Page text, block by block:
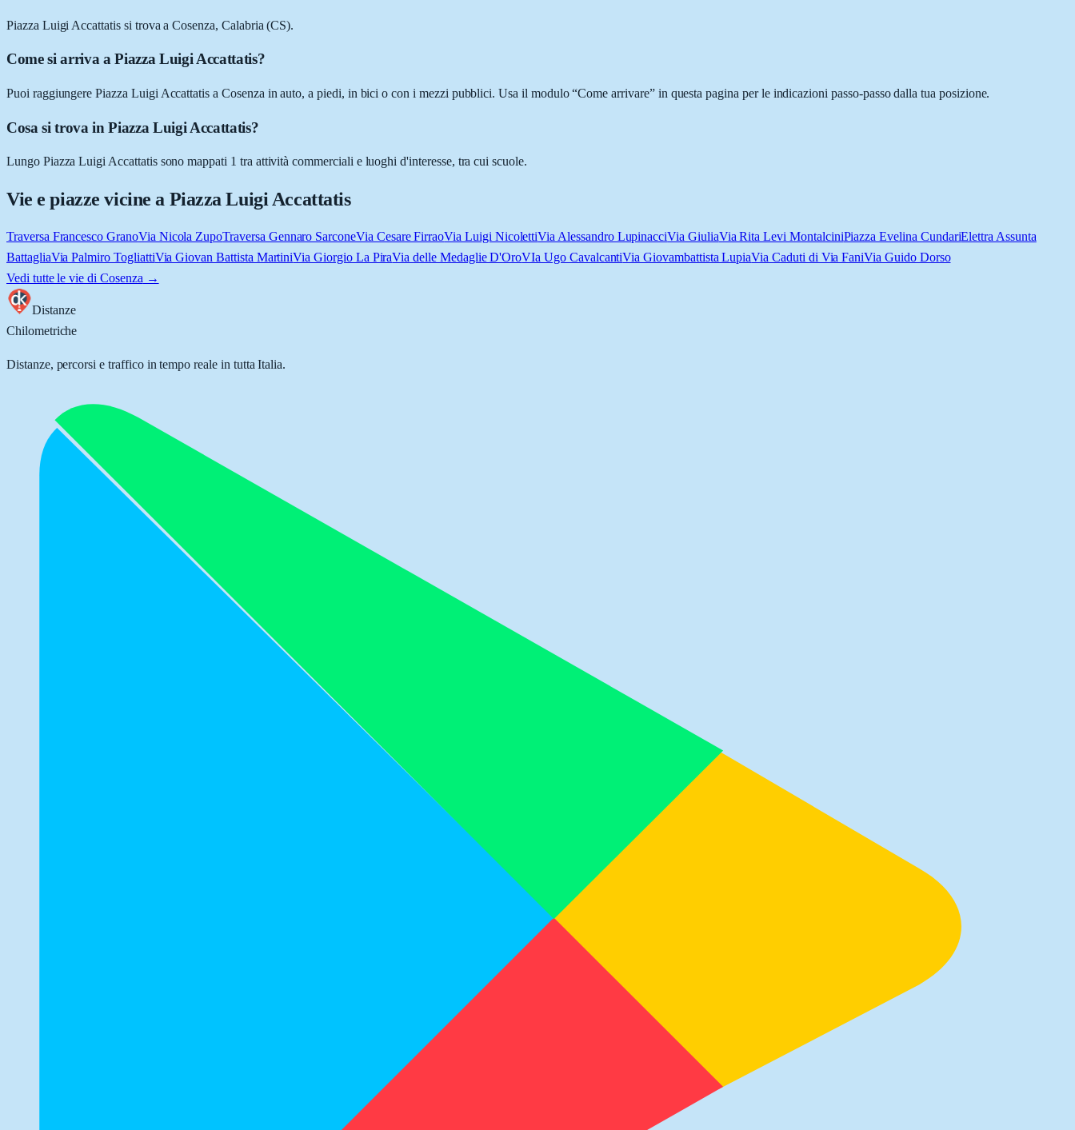
Piazza Luigi Accattatis si trova a Cosenza, Calabria (CS).
Come si arriva a Piazza Luigi Accattatis?
Puoi raggiungere Piazza Luigi Accattatis a Cosenza in auto, a piedi, in bici o con i mezzi pubblici. Usa il modulo “Come arrivare” in questa pagina per le indicazioni passo-passo dalla tua posizione.
Cosa si trova in Piazza Luigi Accattatis?
Lungo Piazza Luigi Accattatis sono mappati 1 tra attività commerciali e luoghi d'interesse, tra cui scuole.
Vie e piazze vicine a Piazza Luigi Accattatis
Traversa Francesco GranoVia Nicola ZupoTraversa Gennaro SarconeVia Cesare FirraoVia Luigi NicolettiVia Alessandro LupinacciVia GiuliaVia Rita Levi MontalciniPiazza Evelina CundariElettra Assunta
BattagliaVia Palmiro TogliattiVia Giovan Battista MartiniVia Giorgio La PiraVia delle Medaglie D'OroVIa Ugo CavalcantiVia Giovambattista LupiaVia Caduti di Via FaniVia Guido Dorso
Vedi tutte le vie di Cosenza →
Distanze
Chilometriche
Distanze, percorsi e traffico in tempo reale in tutta Italia.